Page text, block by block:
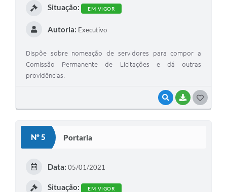
VISUALIZAR
BAIXAR
Situação: EM VIGOR
Autoria: Executivo
Dispõe sobre nomeação de servidores para compor a
Comissão Permanente de Licitações e dá outras
providências.
Nº 5 Portaria
Data: 05/01/2021
Situação: EM VIGOR